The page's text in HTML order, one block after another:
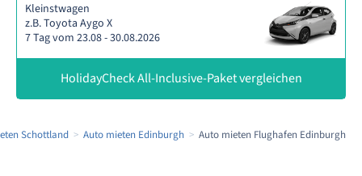
Kleinstwagen
z.B. Toyota Aygo X
7 Tag vom 23.08 - 30.08.2026
HolidayCheck All-Inclusive-Paket vergleichen
Schottland Auto mieten Edinburgh Auto mieten Flughafen Edinburgh